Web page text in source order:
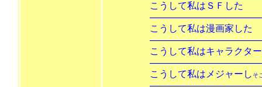
こうして私は
こうして私は
こうして私はキャ
こうして私はメジャーし そ